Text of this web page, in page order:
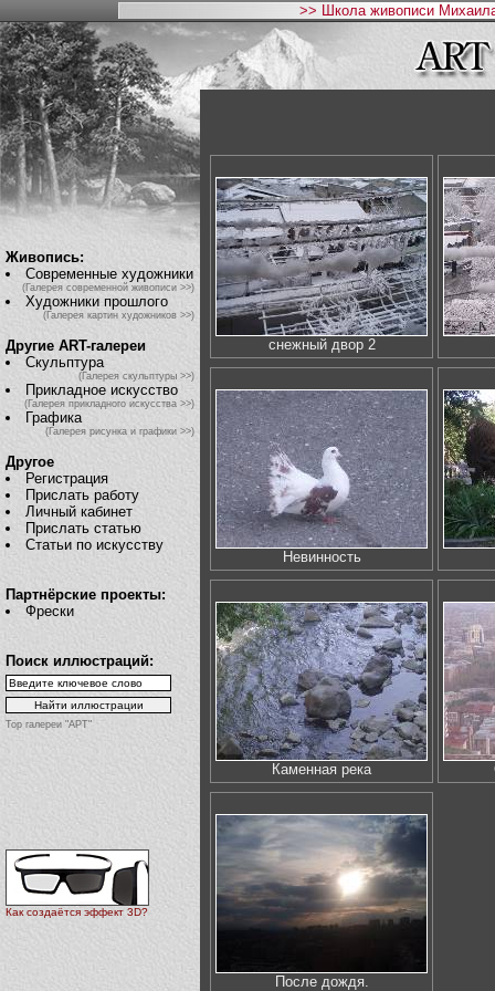
>> Школа живописи
Живопись:
Современные художники
(Галерея современной живописи >>)
Художники прошлого
(Галерея картин художников >>)
Другие ART-галереи
Скульптура
(Галерея скульптуры >>)
Прикладное искусство
(Галерея прикладного искусства >>)
Графика
(Галерея рисунка и графики >>)
Другое
Регистрация
Прислать работу
Личный кабинет
Прислать статью
Статьи по искусству
Партнёрские проекты:
Фрески
Поиск иллюстраций:
Top галереи "АРТ"
Как создаётся эффект 3D?
снежный двор 2
Невинность
Каменная река
После дождя.